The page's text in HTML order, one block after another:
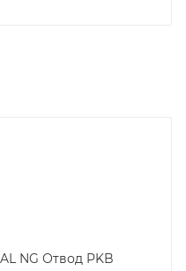
NG Отвод PKB